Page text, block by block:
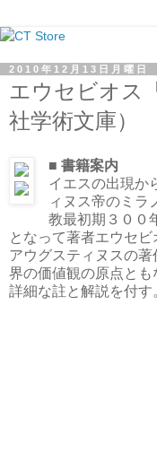
2010年12月13日月曜日
エウセビオス
社学術文庫）
■ 書籍案内
イエスの出現か
ィヌス帝のミラ
教最初期３００
となって著者エウセビ
アウグスティヌスの
界の価値観の原点とも
詳細な註と解説を付す